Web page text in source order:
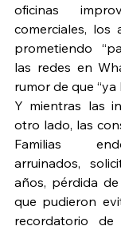
oficinas
comerciales, los
prometiendo
las redes en
rumor de que
Y mientras las
otro lado, las
Familias
arruinados,
años, pérdida
que pudieron
recordatorio